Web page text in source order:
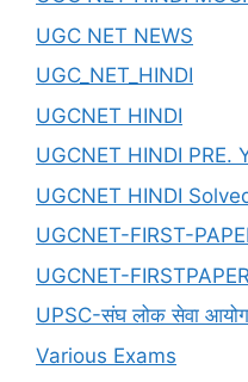
UGC NET NEWS
UGC_NET_HINDI
UGCNET HINDI
UGCNET HINDI PRE.
UGCNET HINDI
UGCNET-FIRST-
UGCNET-
UPSC-संघ लोक सेवा आयोग
Various Exams